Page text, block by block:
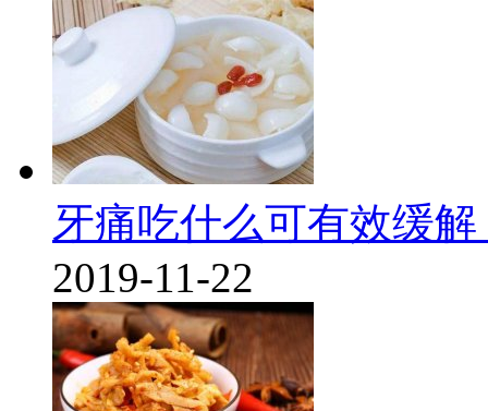
牙痛吃什么可有效缓
2019-11-22